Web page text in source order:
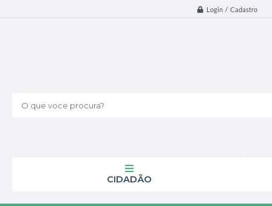
Login / Cadastro
O que voce procura?
CIDADÃO